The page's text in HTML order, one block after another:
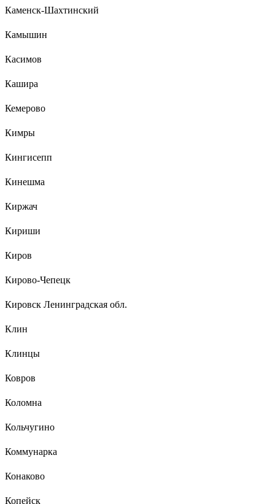
Каменск-Шахтинский
Камышин
Касимов
Кашира
Кемерово
Кимры
Кингисепп
Кинешма
Киржач
Кириши
Киров
Кирово-Чепецк
Кировск Ленинградская обл.
Клин
Клинцы
Ковров
Коломна
Кольчугино
Коммунарка
Конаково
Копейск